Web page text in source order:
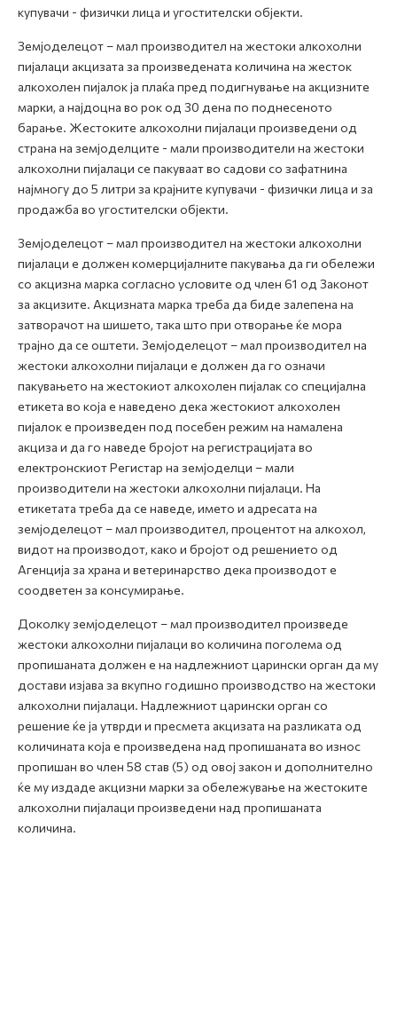
купувачи - физички лица и угостителски објекти.
Земјоделецот – мал производител на жестоки алкохолни
пијалаци акцизата за произведената количина на жесток
алкохолен пијалок ја плаќа пред подигнување на акцизните
марки, а најдоцна во рок од 30 дена по поднесеното
барање. Жестоките алкохолни пијалаци произведени од
страна на земјоделците - мали производители на жестоки
алкохолни пијалаци се пакуваат во садови со зафатнина
најмногу до 5 литри за крајните купувачи - физички лица и за
продажба во угостителски објекти.
Земјоделецот – мал производител на жестоки алкохолни
пијалаци е должен комерцијалните пакувања да ги обележи
со акцизна марка согласно условите од член 61 од Законот
за акцизите. Акцизната марка треба да биде залепена на
затворачот на шишето, така што при отворање ќе мора
трајно да се оштети. Земјоделецот – мал производител на
жестоки алкохолни пијалаци е должен да го означи
пакувањето на жестокиот алкохолен пијалак со специјална
етикета во која е наведено дека жестокиот алкохолен
пијалок е произведен под посебен режим на намалена
акциза и да го наведе бројот на регистрацијата во
електронскиот Регистар на земјоделци – мали
производители на жестоки алкохолни пијалаци. На
етикетата треба да се наведе, името и адресата на
земјоделецот – мал производител, процентот на алкохол,
видот на производот, како и бројот од решението од
Агенција за храна и ветеринарство дека производот е
соодветен за консумирање.
Доколку земјоделецот – мал производител произведе
жестоки алкохолни пијалаци во количина поголема од
пропишаната должен е на надлежниот царински орган да му
достави изјава за вкупно годишно производство на жестоки
алкохолни пијалаци. Надлежниот царински орган со
решение ќе ја утврди и пресмета акцизата на разликата од
количината која е произведена над пропишаната во износ
пропишан во член 58 став (5) од овој закон и дополнително
ќе му издаде акцизни марки за обележување на жестоките
алкохолни пијалаци произведени над пропишаната
количина.